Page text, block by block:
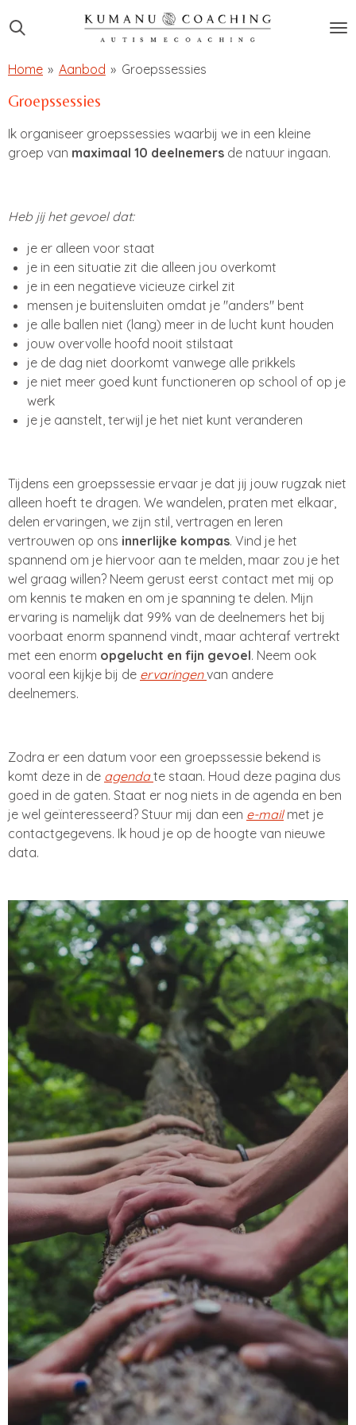
direct
de
hoofdinhoud
Home » Aanbod » Groepssessies
Groepssessies
Ik organiseer groepssessies waarbij we in een kleine
groep van maximaal 10 deelnemers de natuur ingaan.
Heb jij het gevoel dat:
je er alleen voor staat
je in een situatie zit die alleen jou overkomt
je in een negatieve vicieuze cirkel zit
mensen je buitensluiten omdat je "anders" bent
je alle ballen niet (lang) meer in de lucht kunt houden
jouw overvolle hoofd nooit stilstaat
je de dag niet doorkomt vanwege alle prikkels
je niet meer goed kunt functioneren op school of op je
werk
je je aanstelt, terwijl je het niet kunt veranderen
Tijdens een groepssessie ervaar je dat jij jouw rugzak niet
alleen hoeft te dragen. We wandelen, praten met elkaar,
delen ervaringen, we zijn stil, vertragen en leren
vertrouwen op ons innerlijke kompas. Vind je het
spannend om je hiervoor aan te melden, maar zou je het
wel graag willen? Neem gerust eerst contact met mij op
om kennis te maken en om je spanning te delen. Mijn
ervaring is namelijk dat 99% van de deelnemers het bij
voorbaat enorm spannend vindt, maar achteraf vertrekt
met een enorm opgelucht en fijn gevoel. Neem ook
vooral een kijkje bij de ervaringen van andere
deelnemers.
Zodra er een datum voor een groepssessie bekend is
komt deze in de agenda te staan. Houd deze pagina dus
goed in de gaten. Staat er nog niets in de agenda en ben
je wel geïnteresseerd? Stuur mij dan een e-mailmet je
contactgegevens. Ik houd je op de hoogte van nieuwe
data.